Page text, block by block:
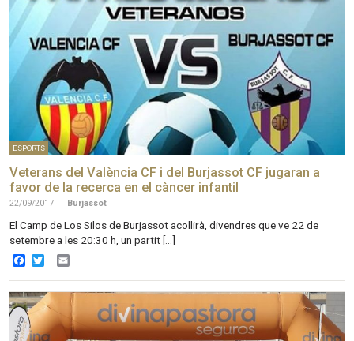
ESPORTS
Veterans del València CF i del Burjassot CF jugaran a
favor de la recerca en el càncer infantil
22/09/2017 Burjassot
El Camp de Los Silos de Burjassot acollirà, divendres que ve 22 de
setembre a les 20:30 h, un partit […]
Facebook
Twitter